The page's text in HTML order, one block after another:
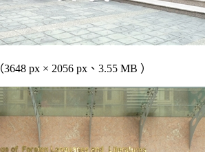
3648 px × 2056 px、3.55 MB ）